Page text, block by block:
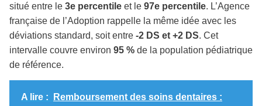
situé entre le 3e percentile et le 97e percentile. L’Agence
française de l’Adoption rappelle la même idée avec les
déviations standard, soit entre -2 DS et +2 DS. Cet
intervalle couvre environ 95 % de la population pédiatrique
de référence.
A lire :
Remboursement des soins dentaires :